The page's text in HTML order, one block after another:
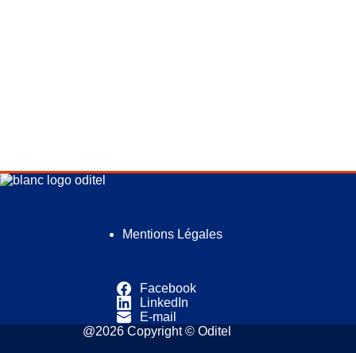
Mentions Légales
Facebook
LinkedIn
E-mail
@2026 Copyright © Oditel